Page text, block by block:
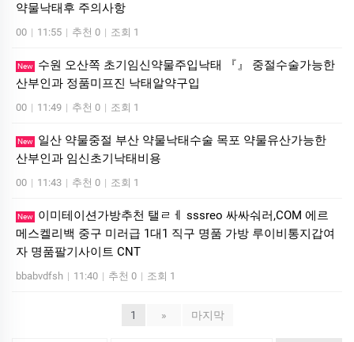
약물낙­태후 주의사항
00 | 11:55 | 추천 0 | 조회 1
New
수원 오산쪽 초기임신약물주입낙태 『』 중절수술가능한
산부인과 정품미­프진 낙­태알약구입
00 | 11:49 | 추천 0 | 조회 1
New
일산 약물중절 부산 약물낙태수술 목포 약물유산가능한
산부인과 임신초기낙­태비용
00 | 11:43 | 추천 0 | 조회 1
New
이미테이션가방추천 탤ㄹㅔ sssreo 싸싸숴러,COM 에르
메스켈리백 중구 미러급 1대1 직구 명품 가방 루이비통지갑여
자 명품팔기사이트 CNT
bbabvdfsh | 11:40 | 추천 0 | 조회 1
1 » 마지막